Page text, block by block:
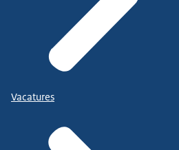
Vacatures